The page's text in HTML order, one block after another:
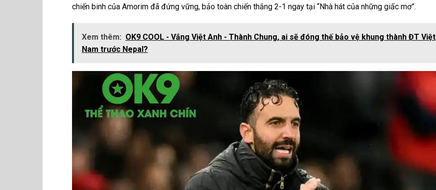
chiến binh của Amorim đã đứng vững, bảo toàn chiến thắng 2-1 ngay tại “Nhà hát của những giấc mơ”.
Xem thêm: OK9 COOL - Vắng Việt Anh - Thành Chung, ai sẽ đóng thế bảo vệ khung thành ĐT Việt
Nam trước Nepal?